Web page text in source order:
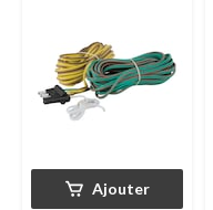
Ajouter